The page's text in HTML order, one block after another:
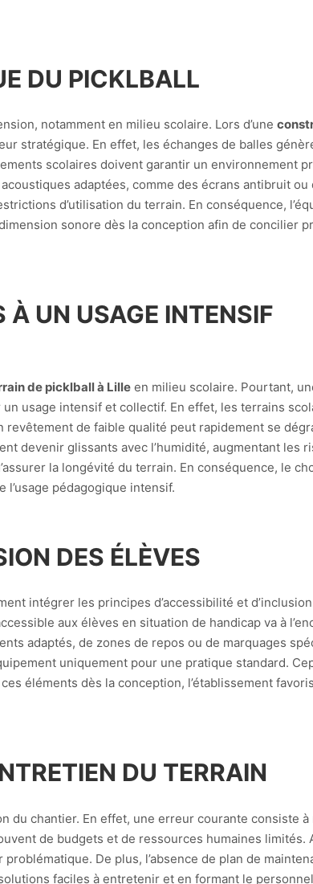
DU PICKLBALL
notamment en milieu scolaire. Lors d’une
stratégique. En effet, les échanges de balles
scolaires doivent garantir un environnement
adaptées, comme des écrans antibruit ou
d’utilisation du terrain. En conséquence,
sonore dès la conception afin de concilier
À UN USAGE INTENSIF
de picklball à Lille en milieu scolaire. Pourtant,
usage intensif et collectif. En effet, les terrains
de faible qualité peut rapidement se
devenir glissants avec l’humidité, augmentant les
la longévité du terrain. En conséquence, le
pédagogique intensif.
DES ÉLÈVES
intégrer les principes d’accessibilité et
aux élèves en situation de handicap va à
adaptés, de zones de repos ou de marquages
uniquement pour une pratique standard.
éléments dès la conception, l’établissement
DU TERRAIN
du chantier. En effet, une erreur courante consiste
de budgets et de ressources humaines limités.
De plus, l’absence de plan de
faciles à entretenir et en formant le